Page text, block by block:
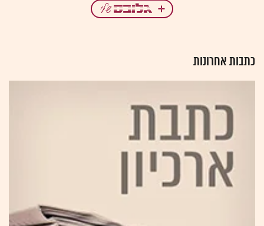
כתבות אחרונות